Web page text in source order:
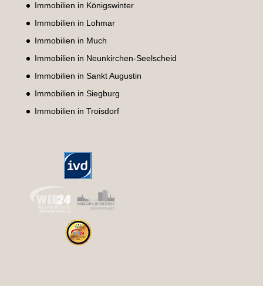
Immobilien in Königswinter
Immobilien in Lohmar
Immobilien in Much
Immobilien in Neunkirchen-Seelscheid
Immobilien in Sankt Augustin
Immobilien in Siegburg
Immobilien in Troisdorf